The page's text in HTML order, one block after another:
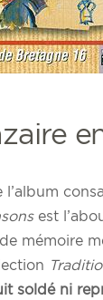
est
mémoire
soldé ni